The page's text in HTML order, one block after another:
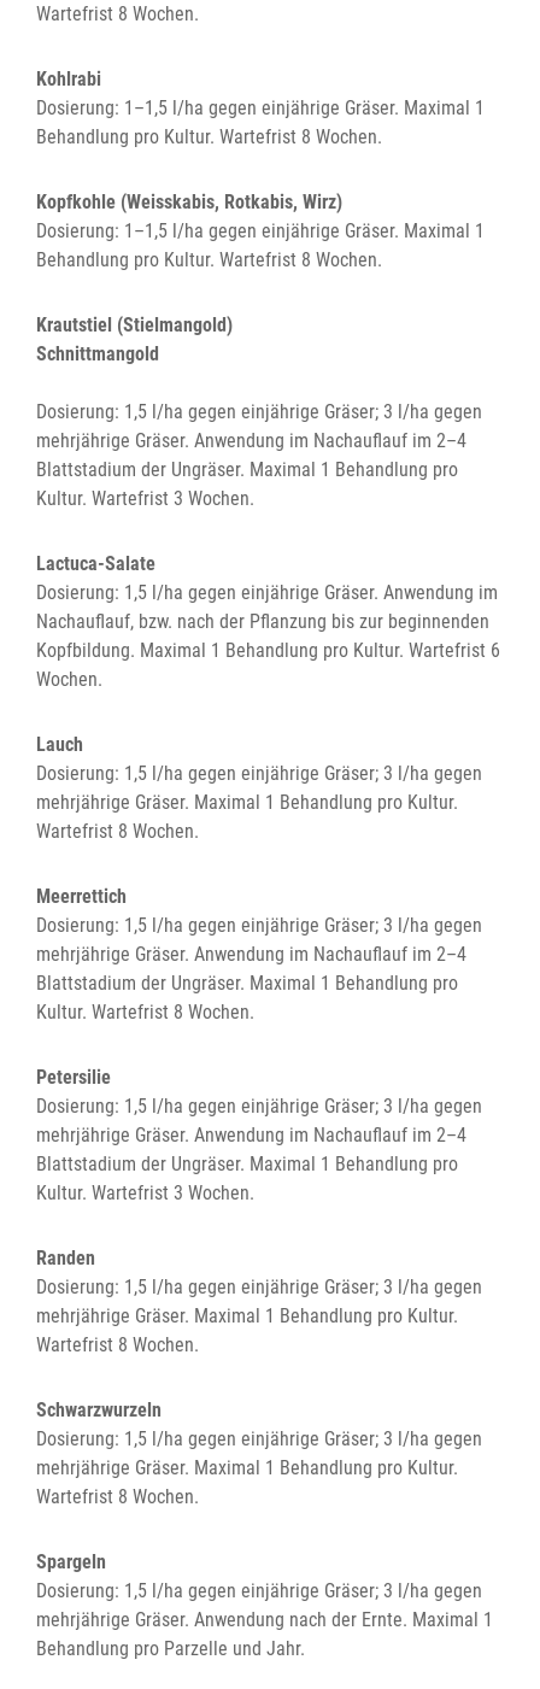
Wartefrist 8 Wochen.
Kohlrabi
Dosierung: 1–1,5 l/ha gegen einjährige Gräser. Maximal 1
Behandlung pro Kultur. Wartefrist 8 Wochen.
Kopfkohle (Weisskabis, Rotkabis, Wirz)
Dosierung: 1–1,5 l/ha gegen einjährige Gräser. Maximal 1
Behandlung pro Kultur. Wartefrist 8 Wochen.
Krautstiel (Stielmangold)
Schnittmangold
Dosierung: 1,5 l/ha gegen einjährige Gräser; 3 l/ha gegen
mehrjährige Gräser. Anwendung im Nachauflauf im 2–4
Blattstadium der Ungräser. Maximal 1 Behandlung pro
Kultur. Wartefrist 3 Wochen.
Lactuca-Salate
Dosierung: 1,5 l/ha gegen einjährige Gräser. Anwendung im
Nachauflauf, bzw. nach der Pflanzung bis zur beginnenden
Kopfbildung. Maximal 1 Behandlung pro Kultur. Wartefrist 6
Wochen.
Lauch
Dosierung: 1,5 l/ha gegen einjährige Gräser; 3 l/ha gegen
mehrjährige Gräser. Maximal 1 Behandlung pro Kultur.
Wartefrist 8 Wochen.
Meerrettich
Dosierung: 1,5 l/ha gegen einjährige Gräser; 3 l/ha gegen
mehrjährige Gräser. Anwendung im Nachauflauf im 2–4
Blattstadium der Ungräser. Maximal 1 Behandlung pro
Kultur. Wartefrist 8 Wochen.
Petersilie
Dosierung: 1,5 l/ha gegen einjährige Gräser; 3 l/ha gegen
mehrjährige Gräser. Anwendung im Nachauflauf im 2–4
Blattstadium der Ungräser. Maximal 1 Behandlung pro
Kultur. Wartefrist 3 Wochen.
Randen
Dosierung: 1,5 l/ha gegen einjährige Gräser; 3 l/ha gegen
mehrjährige Gräser. Maximal 1 Behandlung pro Kultur.
Wartefrist 8 Wochen.
Schwarzwurzeln
Dosierung: 1,5 l/ha gegen einjährige Gräser; 3 l/ha gegen
mehrjährige Gräser. Maximal 1 Behandlung pro Kultur.
Wartefrist 8 Wochen.
Spargeln
Dosierung: 1,5 l/ha gegen einjährige Gräser; 3 l/ha gegen
mehrjährige Gräser. Anwendung nach der Ernte. Maximal 1
Behandlung pro Parzelle und Jahr.